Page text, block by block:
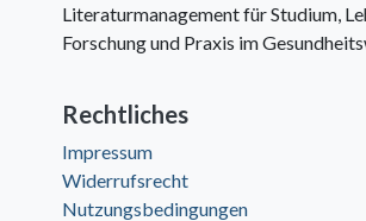
Literaturmanagement für Studium,
Forschung und Praxis im
Rechtliches
Impressum
Widerrufsrecht
Nutzungsbedingungen